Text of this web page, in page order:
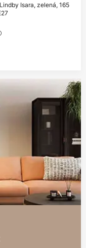
Isara, zelená, 165